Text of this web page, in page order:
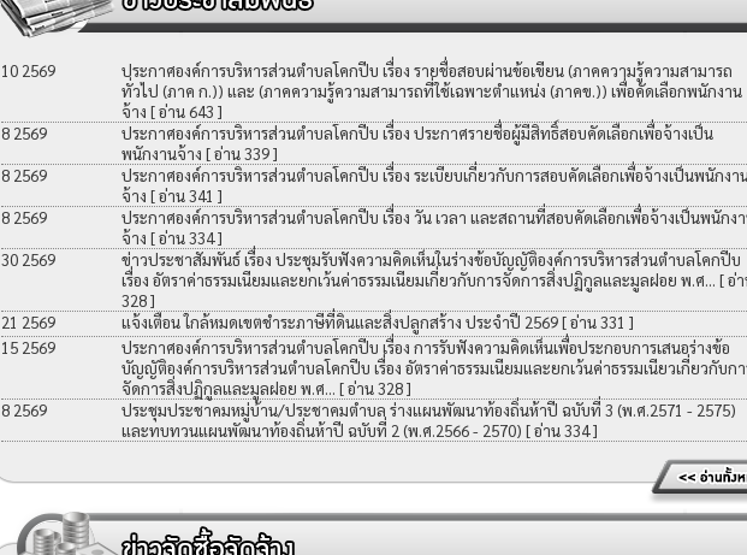
10 2569
ประกาศองค์การบริหารส่วนตำบลโคกปีบ เรื่อง รายชื่อสอบผ่านข้อเขียน (ภาคความรู้ความสามารถ
ทั่วไป (ภาค ก.)) และ (ภาคความรู้ความสามารถที่ใช้เฉพาะตำแหน่ง (ภาคข.)) เพื่อคัดเลือกพนักงาน
จ้าง [ อ่าน 643 ]
8 2569
ประกาศองค์การบริหารส่วนตำบลโคกปีบ เรื่อง ประกาศรายชื่อผู้มีสิทธิ์สอบคัดเลือกเพื่อจ้างเป็น
พนักงานจ้าง [ อ่าน 339 ]
8 2569
ประกาศองค์การบริหารส่วนตำบลโคกปีบ เรื่อง ระเบียบเกี่ยวกับการสอบคัดเลือกเพื่อจ้างเป็นพนักงา
จ้าง [ อ่าน 341 ]
8 2569
ประกาศองค์การบริหารส่วนตำบลโคกปีบ เรื่อง วัน เวลา และสถานที่สอบคัดเลือกเพื่อจ้างเป็นพนักง
จ้าง [ อ่าน 334 ]
30 2569
ข่าวประชาสัมพันธ์ เรื่อง ประชุมรับฟังความคิดเห็นในร่างข้อบัญญัติองค์การบริหารส่วนตำบลโคกปีบ
เรื่อง อัตราค่าธรรมเนียมและยกเว้นค่าธรรมเนียมเกี่ยวกับการจัดการสิ่งปฏิกูลและมูลฝอย พ.ศ... [ อ่
328 ]
21 2569
แจ้งเตือน ใกล้หมดเขตชำระภาษีที่ดินและสิ่งปลูกสร้าง ประจำปี 2569[ อ่าน 331 ]
15 2569
ประกาศองค์การบริหารส่วนตำบลโคกปีบ เรื่อง การรับฟังความคิดเห็นเพื่อประกอบการเสนอร่างข้อ
บัญญัติองค์การบริหารส่วนตำบลโคกปีบ เรื่อง อัตราค่าธรรมเนียมและยกเว้นค่าธรรมเนียวเกี่ยวกับก
จัดการสิ่งปฏิกูลและมูลฝอย พ.ศ... [ อ่าน 328 ]
8 2569
ประชุมประชาคมหมู่บ้าน/ประชาคมตำบล ร่างแผนพัฒนาท้องถิ่นห้าปี ฉบับที่ 3 (พ.ศ.2571 - 2575)
และทบทวนแผนพัฒนาท้องถิ่นห้าปี ฉบับที่ 2 (พ.ศ.2566 - 2570) [ อ่าน 334 ]